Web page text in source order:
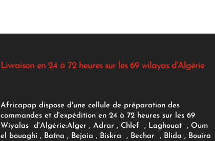
Livraison en 24 à 72 heures sur les 69 wilayas d'Algérie
Africapap dispose d'une cellule de préparation des
commandes et d'expédition en 24 à 72 heures sur les 69
Wiyalas d'Algérie:Alger , Adrar, Chlef , Laghouat , Oum
el bouaghi , Batna , Bejaia , Biskra , Bechar , Blida , Bouira